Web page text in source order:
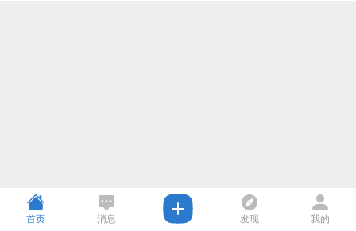
首页 消息 发现 我的